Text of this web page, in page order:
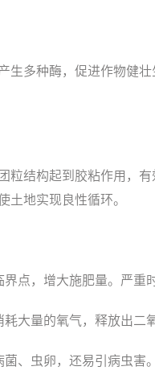
多种酶，促进作物健壮
结构起到胶粘作用，有
地实现良性循环。
点，增大施肥量。严重
大量的氧气，释放出二
、虫卵，还易引病虫害。